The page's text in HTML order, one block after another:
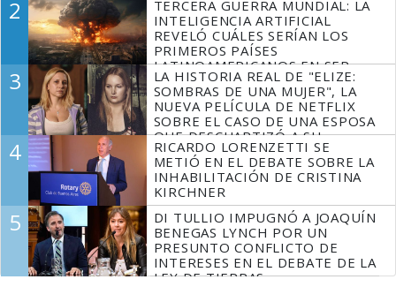
2
TERCERA GUERRA MUNDIAL: LA
INTELIGENCIA ARTIFICIAL
REVELÓ CUÁLES SERÍAN LOS
PRIMEROS PAÍSES
LATINOAMERICANOS EN SER
DERROTADOS
3
LA HISTORIA REAL DE "ELIZE:
SOMBRAS DE UNA MUJER", LA
NUEVA PELÍCULA DE NETFLIX
SOBRE EL CASO DE UNA ESPOSA
QUE DESCUARTIZÓ A SU
MARIDO
4
RICARDO LORENZETTI SE
METIÓ EN EL DEBATE SOBRE LA
INHABILITACIÓN DE CRISTINA
KIRCHNER
5
DI TULLIO IMPUGNÓ A JOAQUÍN
BENEGAS LYNCH POR UN
PRESUNTO CONFLICTO DE
INTERESES EN EL DEBATE DE LA
LEY DE TIERRAS